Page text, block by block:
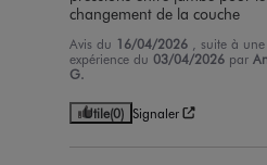
changement de la couche
Avis du 16/04/2026
, suite à une
expérience du03/04/2026 par
G.
Utile(0) Signaler